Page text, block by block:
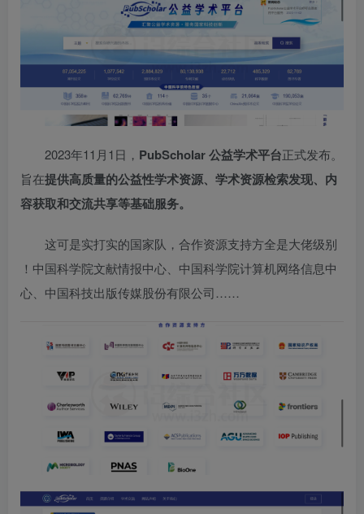
2023年11月1日， PubScholar 公益学术平台正式发布。
旨在提供高质量的公益性学术资源、学术资源检索发现、内
容获取和交流共享等基础服务。
这可是实打实的国家队，合作资源支持方全是大佬级别
！中国科学院文献情报中心、中国科学院计算机网络信息中
心、中国科技出版传媒股份有限公司……